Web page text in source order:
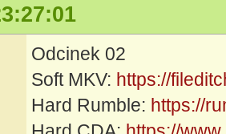
Odcinek 02
Soft MKV: https://
Hard Rumble: https://